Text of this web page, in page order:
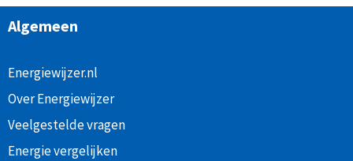
Algemeen
Energiewijzer.nl
Over Energiewijzer
Veelgestelde vragen
Energie vergelijken